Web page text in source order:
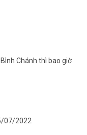
Chánh thì bao giờ
07/2022